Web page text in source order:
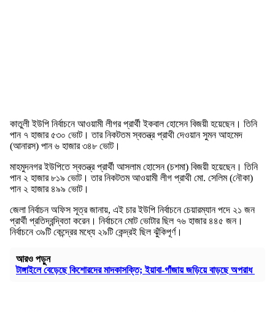
কাতুলী ইউপি নির্বাচনে আওয়ামী লীগর প্রার্থী ইকবাল হোসেন বিজয়ী হয়েছেন। তিনি
পান ৭ হাজার ৫৩০ ভোট। তার নিকটতম স্বতন্ত্র প্রাথী দেওয়ান সুমন আহমেদ
(আনারস) পান ৬ হাজার ৩৪৮ ভোট।
মাহমুদনগর ইউপিতে স্বতন্ত্র প্রার্থী আসলাম হোসেন (চশমা) বিজয়ী হয়েছেন। তিনি
পান ২ হাজার ৮১৯ ভোট। তার নিকটতম আওয়ামী লীগ প্রাথী মো. সেলিম (নৌকা)
পান ২ হাজার ৪৯৯ ভোট।
জেলা নির্বাচন অফিস সূত্র জানায়, এই চার ইউপি নির্বাচনে চেয়ারম্যান পদে ২১ জন
প্রার্থী প্রতিদ্বন্দ্বিতা করেন। নির্বাচনে মোট ভোটার ছিল ৭৬ হাজার ৪৪৫ জন।
নির্বাচনে ৩৯টি কেন্দ্রের মধ্যে ২৯টি কেন্দ্রই ছিল ঝুঁকিপূর্ণ।
আরও পড়ুন
টাঙ্গাইলে বেড়েছে কিশোরদের মাদকাসক্তি; ইয়াবা-গাঁজায় জড়িয়ে বাড়ছে অপরাধ